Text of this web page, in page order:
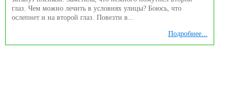
глаз. Чем можно лечить в условиях улицы? Боюсь, что
ослепнет и на второй глаз. Повезти в...
Подробнее...